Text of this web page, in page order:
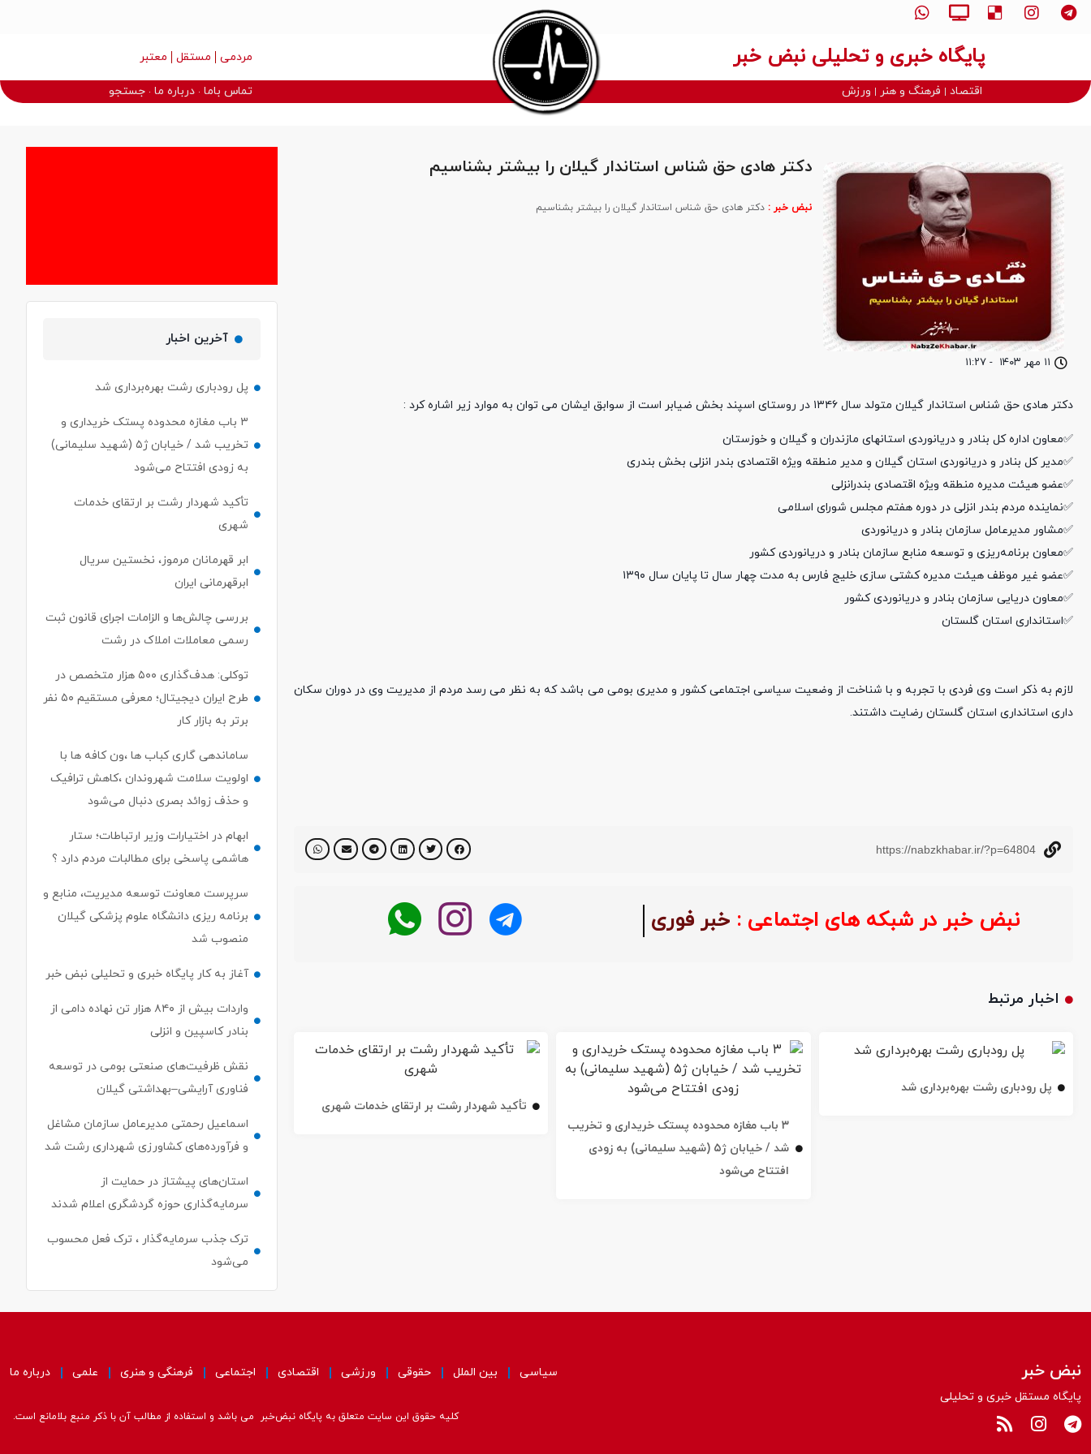
پایگاه خبری و تحلیلی نبض خبر مردمی مستقل معتبر
اقتصاد فرهنگ و هنر ورزش تماس باما درباره ما جستجو
۱۱ مهر ۱۴۰۳ - ۱۱:۲۷
دکتر هادی حق شناس استاندار گیلان را بیشتر بشناسیم
نبض خبر : دکتر هادی حق شناس استاندار گیلان را بیشتر بشناسیم
دکتر هادی حق شناس استاندار گیلان متولد سال ۱۳۴۶ در روستای اسپند بخش ضیابر است از سوابق ایشان می توان به موارد زیر اشاره کرد :
✅معاون اداره کل بنادر و دریانوردی استانهای مازندران و گیلان و خوزستان
✅مدیر کل بنادر و دریانوردی استان گیلان و مدیر منطقه ویژه اقتصادی بندر انزلی بخش بندری
✅عضو هیئت مدیره منطقه ویژه اقتصادی بندرانزلی
✅نماینده مردم بندر انزلی در دوره هفتم مجلس شورای اسلامی
✅مشاور مدیرعامل سازمان بنادر و دریانوردی
✅معاون برنامه‌ریزی و توسعه منابع سازمان بنادر و دریانوردی کشور
✅عضو غیر موظف هیئت مدیره کشتی سازی خلیج فارس به مدت چهار سال تا پایان سال ۱۳۹۰
✅معاون دریایی سازمان بنادر و دریانوردی کشور
✅استانداری استان گلستان
لازم به ذکر است وی فردی با تجربه و با شناخت از وضعیت سیاسی اجتماعی کشور و مدیری بومی می باشد که به نظر می رسد مردم از مدیریت وی در دوران سکان
داری استانداری استان گلستان رضایت داشتند.
https://nabzkhabar.ir/?p=64804
نبض خبر در شبکه های اجتماعی : خبر فوری
اخبار مرتبط
پل رودباری رشت بهره‌برداری شد
۳ باب مغازه محدوده پستک خریداری و تخریب
شد / خیابان ژ۵ (شهید سلیمانی) به زودی
افتتاح می‌شود
تأکید شهردار رشت بر ارتقای خدمات شهری
آخرین اخبار
پل رودباری رشت بهره‌برداری شد
۳ باب مغازه محدوده پستک خریداری و
تخریب شد / خیابان ژ۵ (شهید سلیمانی)
به زودی افتتاح می‌شود
تأکید شهردار رشت بر ارتقای خدمات
شهری
ابر قهرمانان مرموز، نخستین سریال
ابرقهرمانی ایران
بررسی چالش‌ها و الزامات اجرای قانون ثبت
رسمی معاملات املاک در رشت
توکلی: هدف‌گذاری ۵۰۰ هزار متخصص در
طرح ایران دیجیتال؛ معرفی مستقیم ۵۰ نفر
برتر به بازار کار
ساماندهی گاری کباب ها ،ون کافه ها با
اولویت سلامت شهروندان ،کاهش ترافیک
و حذف زوائد بصری دنبال می‌شود
ابهام در اختیارات وزیر ارتباطات؛ ستار
هاشمی پاسخی برای مطالبات مردم دارد ؟
سرپرست معاونت توسعه مدیریت، منابع و
برنامه ریزی دانشگاه علوم پزشکی گیلان
منصوب شد
آغاز به کار پایگاه خبری و تحلیلی نبض خبر
واردات بیش از ۸۴۰ هزار تن نهاده دامی از
بنادر كاسپین و انزلی
نقش ظرفیت‌های صنعتی بومی در توسعه
فناوری آرایشی–بهداشتی گیلان
اسماعیل رحمتی مدیرعامل سازمان مشاغل
و فرآورده‌های کشاورزی شهرداری رشت شد
استان‌های پیشتاز در حمایت از
سرمایه‌گذاری حوزه گردشگری اعلام شدند
ترک جذب سرمایه‌گذار ، ترک فعل محسوب
می‌شود
نبض خبر
پایگاه مستقل خبری و تحلیلی
سیاسی بین الملل حقوقی ورزشی اقتصادی اجتماعی فرهنگی و هنری علمی درباره ما
کلیه حقوق این سایت متعلق به پایگاه نبض‌خبر می باشد و استفاده از مطالب آن با ذکر منبع بلامانع است.